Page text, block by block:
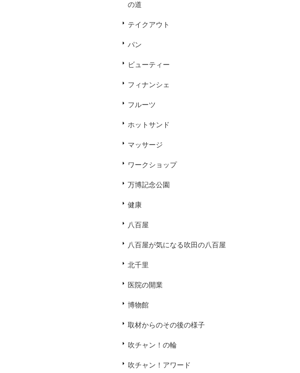
の道
テイクアウト
パン
ビューティー
フィナンシェ
フルーツ
ホットサンド
マッサージ
ワークショップ
万博記念公園
健康
八百屋
八百屋が気になる吹田の八百屋
北千里
医院の開業
博物館
取材からのその後の様子
吹チャン！の輪
吹チャン！アワード